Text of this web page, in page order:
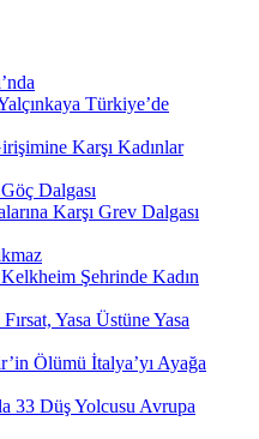
Türkiye’de
Karşı Kadınlar
Dalgası
Karşı Grev Dalgası
Şehrinde Kadın
Yasa Üstüne Yasa
Ölümü İtalya’yı Ayağa
33 Düş Yolcusu Avrupa